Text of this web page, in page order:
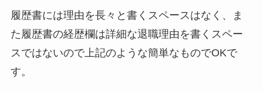
履歴書には理由を長々と書くスペースはなく、ま
た履歴書の経歴欄は詳細な退職理由を書くスペー
スではないので上記のような簡単なものでOKで
す。